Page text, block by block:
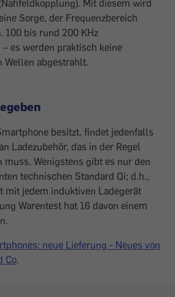
Mit diesem wird
Sorge, der Frequenzbereich
100 bis rund 200 KHz
es werden praktisch keine
Wellen abgestrahlt.
besitzt, findet jedenfalls
Ladezubehör, das in der Regel
muss. Wenigstens gibt es nur den
technischen Standard Qi; d.h.,
mit jedem induktiven Ladegerät
Warentest hat 16 davon einem
neue Lieferung - Neues von
Co.